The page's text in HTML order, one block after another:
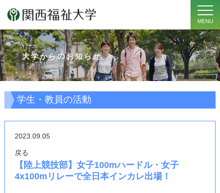
MENU
大学からのお知らせ
学生・教員の活動
2023.09.05
戻る
【陸上競技部】女子100mハードル・女子
4x100mリレーで全日本インカレ出場！